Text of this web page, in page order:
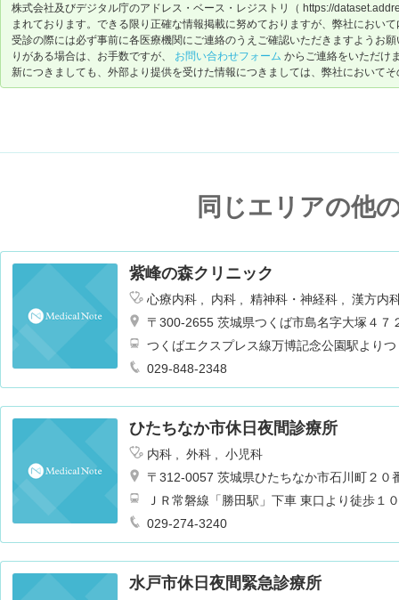
株式会社及びデジタル庁のアドレス・ベース・レジストリ（ https://
まれております。できる限り正確な情報掲載に努めておりますが、弊社におい
受診の際には必ず事前に各医療機関にご連絡のうえご確認いただきますようお
りがある場合は、お手数ですが、 お問い合わせフォーム からご連絡をいただけ
新につきましても、外部より提供を受けた情報につきましては、弊社において
同じエリアの他
紫峰の森クリニック
心療内科 内科 精神科・神経科
漢方内
〒300-2655 茨城県つくば市島名字大塚４７
つくばエクスプレス線万博記念公園駅より
029-848-2348
ひたちなか市休日夜間診療所
内科 外科
小児科
〒312-0057 茨城県ひたちなか市石川町２０
ＪＲ常磐線「勝田駅」下車 東口より徒歩１
029-274-3240
水戸市休日夜間緊急診療所